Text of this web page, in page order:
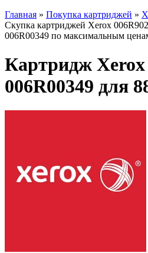
Главная » Покупка картриджей »
Скупка картриджей Xerox
006R00349 по максимальным
Картридж Xerox
006R00349 для